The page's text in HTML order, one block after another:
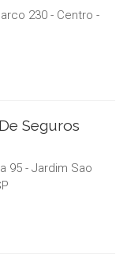
230 - Centro -
Seguros
95 - Jardim Sao